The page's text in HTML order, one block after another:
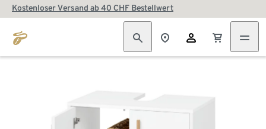
Kostenloser Versand ab 40 CHF Bestellwert